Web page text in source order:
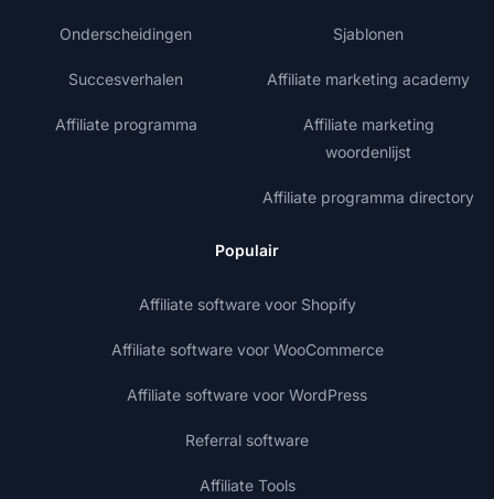
Onderscheidingen
Succesverhalen
Affiliate programma
Sjablonen
Affiliate marketing academy
Affiliate marketing
woordenlijst
Affiliate programma directory
Populair
Affiliate software voor Shopify
Affiliate software voor WooCommerce
Affiliate software voor WordPress
Referral software
Affiliate Tools